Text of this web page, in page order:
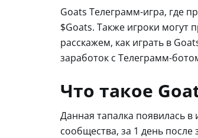
Goats Телеграмм-игра, где
$Goats. Также игроки могут
расскажем, как играть в
заработок с Телеграмм-
Что такое
Данная тапалка появилась
сообщества, за 1 день после